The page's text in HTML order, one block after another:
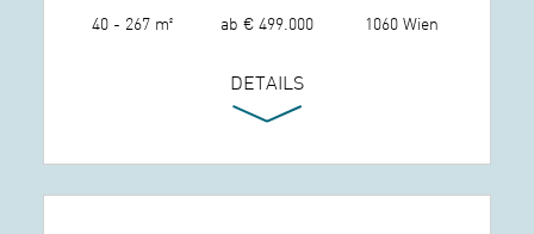
40 - 267 m² ab € 499.000 1060 Wien
DETAILS